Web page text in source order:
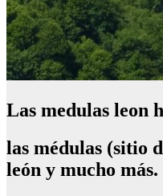
Las medulas leon
las médulas (sitio
león y mucho más.